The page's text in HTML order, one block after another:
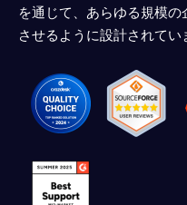
を通じて、あらゆる規模
させるように設計されてい